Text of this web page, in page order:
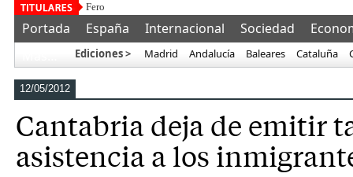
Feroz ataque del separatismo a Ferran
Portada España Internacional Sociedad
Ediciones > Madrid Andalucía Baleares Cataluña
12/05/2012
Cantabria deja de emitir
asistencia a los